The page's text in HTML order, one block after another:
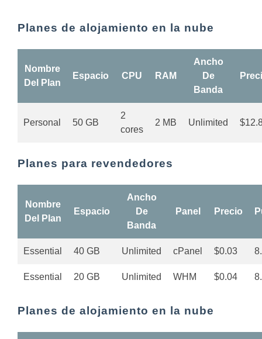
Planes de alojamiento en la nube
Nombre
Del Plan
Espacio CPU RAM
Ancho
De
Banda
Personal 50 GB
2
cores
2 MB Unlimited
Planes para revendedores
Nombre
Del Plan
Espacio
Ancho
De
Banda
Panel Precio
Essential 40 GB Unlimited cPanel $0.03
Essential 20 GB Unlimited WHM $0.04
Planes de alojamiento en la nube